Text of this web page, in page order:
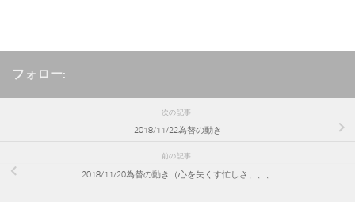
フォロー:
次の記事
2018/11/22為替の動き
前の記事
2018/11/20為替の動き（心を失くす忙しさ、、、